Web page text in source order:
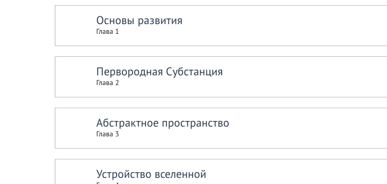
Основы развития
Глава 1
Первородная Субстанция
Глава 2
Абстрактное пространство
Глава 3
Устройство вселенной